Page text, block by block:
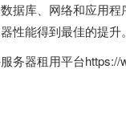
据库、网络和应用
性能得到最佳的提升。
务器租用平台https://